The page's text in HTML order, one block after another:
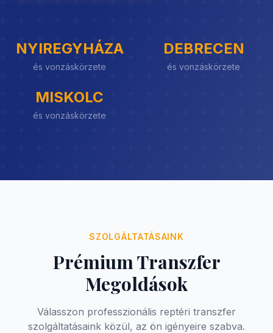
NYIREGYHÁZA
és vonzáskörzete
DEBRECEN
és vonzáskörzete
MISKOLC
és vonzáskörzete
SZOLGÁLTATÁSAINK
Prémium Transzfer
Megoldások
Válasszon professzionális reptéri transzfer
szolgáltatásaink közül, az ön igényeire szabva.